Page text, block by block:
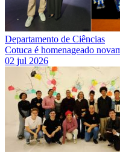
Departamento de Ciências
Cotuca é homenageado
02 jul 2026